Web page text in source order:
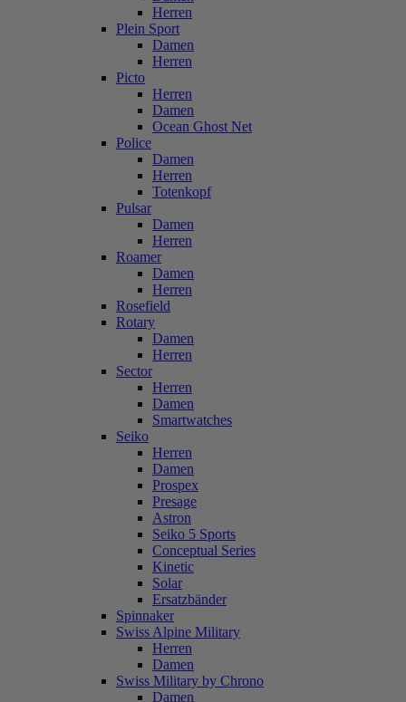
Herren
Plein Sport
Damen
Herren
Picto
Herren
Damen
Ocean Ghost Net
Police
Damen
Herren
Totenkopf
Pulsar
Damen
Herren
Roamer
Damen
Herren
Rosefield
Rotary
Damen
Herren
Sector
Herren
Damen
Smartwatches
Seiko
Herren
Damen
Prospex
Presage
Astron
Seiko 5 Sports
Conceptual Series
Kinetic
Solar
Ersatzbänder
Spinnaker
Swiss Alpine Military
Herren
Damen
Swiss Military by Chrono
Damen